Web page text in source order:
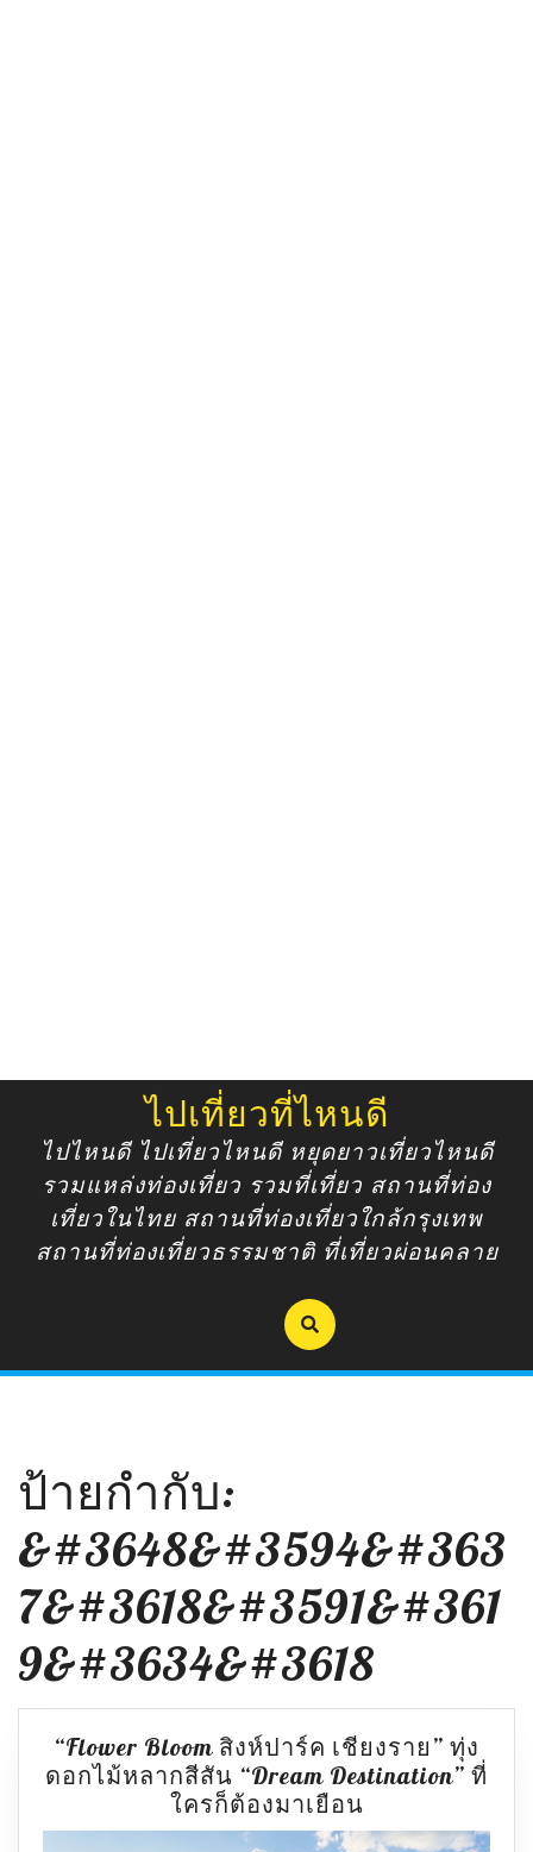
content
ไปเที่ยวที่ไหนดี
ไปไหนดี ไปเที่ยวไหนดี หยุดยาวเที่ยวไหนดี
รวมแหล่งท่องเที่ยว รวมที่เที่ยว สถานที่ท่อง
เที่ยวในไทย สถานที่ท่องเที่ยวใกล้กรุงเทพ
สถานที่ท่องเที่ยวธรรมชาติ ที่เที่ยวผ่อนคลาย
ป้ายกำกับ:
&#3648&#3594&#363
7&#3618&#3591&#361
9&#3634&#3618
“Flower Bloom สิงห์ปาร์ค เชียงราย” ทุ่ง
ดอกไม้หลากสีสัน “Dream Destination” ที่
ใครก็ต้องมาเยือน“Flower
Bloom